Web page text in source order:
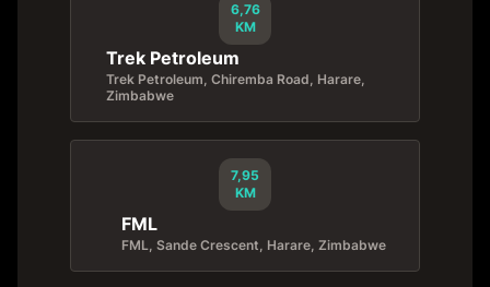
6,76
KM
Trek Petroleum
Trek Petroleum, Chiremba Road, Harare,
Zimbabwe
7,95
KM
FML
FML, Sande Crescent, Harare, Zimbabwe